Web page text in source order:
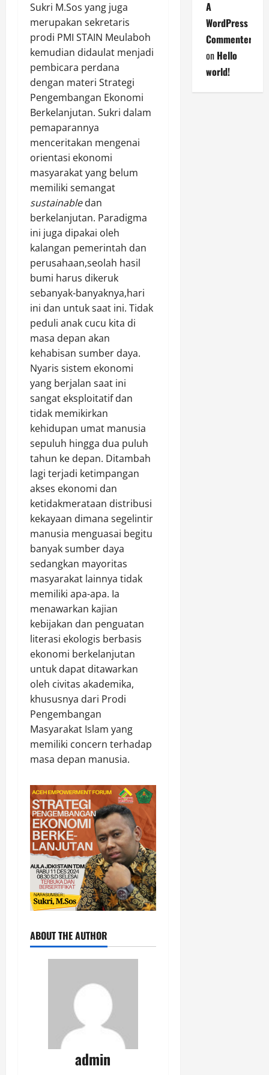
Sukri M.Sos yang juga
merupakan sekretaris
prodi PMI STAIN Meulaboh
kemudian didaulat menjadi
pembicara perdana
dengan materi Strategi
Pengembangan Ekonomi
Berkelanjutan. Sukri dalam
pemaparannya
menceritakan mengenai
orientasi ekonomi
masyarakat yang belum
memiliki semangat
sustainabledan
berkelanjutan. Paradigma
ini juga dipakai oleh
kalangan pemerintah dan
perusahaan,seolah hasil
bumi harus dikeruk
sebanyak-banyaknya,hari
ini dan untuk saat ini. Tidak
peduli anak cucu kita di
masa depan akan
kehabisan sumber daya.
Nyaris sistem ekonomi
yang berjalan saat ini
sangat eksploitatif dan
tidak memikirkan
kehidupan umat manusia
sepuluh hingga dua puluh
tahun ke depan. Ditambah
lagi terjadi ketimpangan
akses ekonomi dan
ketidakmerataan distribusi
kekayaan dimana segelintir
manusia menguasai begitu
banyak sumber daya
sedangkan mayoritas
masyarakat lainnya tidak
memiliki apa-apa. Ia
menawarkan kajian
kebijakan dan penguatan
literasi ekologis berbasis
ekonomi berkelanjutan
untuk dapat ditawarkan
oleh civitas akademika,
khususnya dari Prodi
Pengembangan
Masyarakat Islam yang
memiliki concern terhadap
masa depan manusia.
ABOUT THE AUTHOR
admin
A
WordPress
Commenter
on Hello
world!